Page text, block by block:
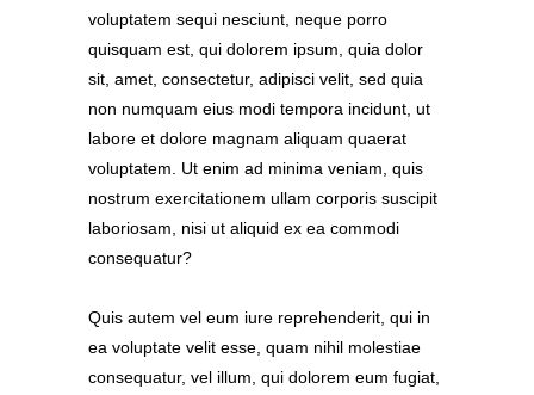
voluptatem sequi nesciunt, neque porro
quisquam est, qui dolorem ipsum, quia dolor
sit, amet, consectetur, adipisci velit, sed quia
non numquam eius modi tempora incidunt, ut
labore et dolore magnam aliquam quaerat
voluptatem. Ut enim ad minima veniam, quis
nostrum exercitationem ullam corporis suscipit
laboriosam, nisi ut aliquid ex ea commodi
consequatur?
Quis autem vel eum iure reprehenderit, qui in
ea voluptate velit esse, quam nihil molestiae
consequatur, vel illum, qui dolorem eum fugiat,